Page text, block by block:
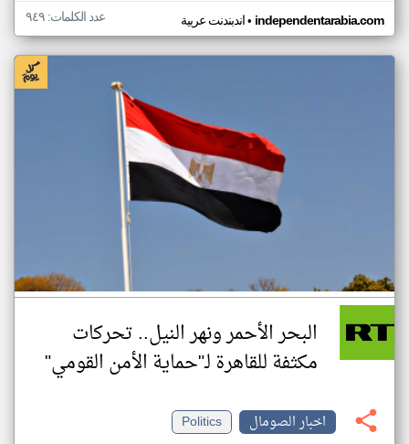
اندبندنت عربية• independentarabia.com عدد الكلمات: ٩٤٩
البحر الأحمر ونهر النيل.. تحركات
مكثفة للقاهرة لـ"حماية الأمن القومي"
اخبار الصومال
Politics